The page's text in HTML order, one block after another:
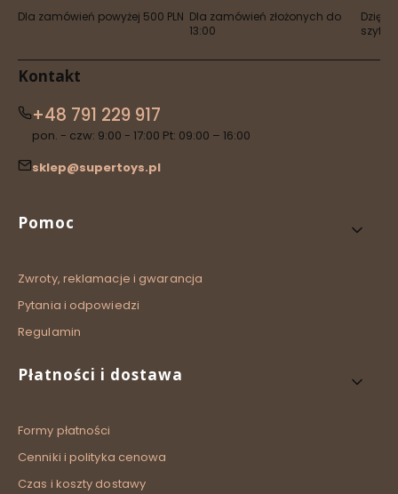
Dla zamówień powyżej 500 PLN Dla zamówień złożonych do
13:00
Dzięki
Kontakt
+48 791 229 917
pon. - czw: 9:00 - 17:00 Pt: 09:00 – 16:00
sklep@supertoys.pl
Linki w stopce
Pomoc
Zwroty, reklamacje i gwarancja
Pytania i odpowiedzi
Regulamin
Płatności i dostawa
Formy płatności
Cenniki i polityka cenowa
Czas i koszty dostawy